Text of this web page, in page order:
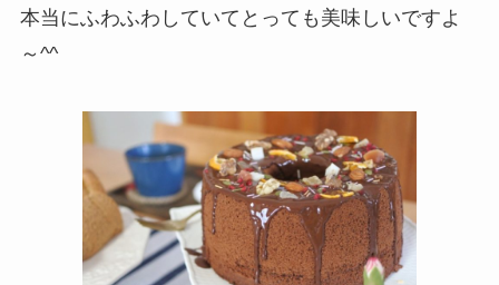
本当にふわふわしていてとっても美味しいですよ
～^^